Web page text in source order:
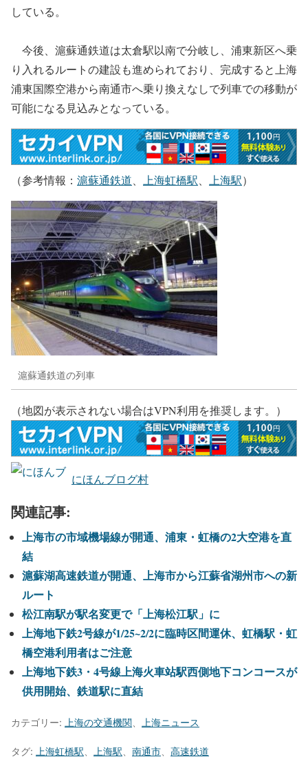
している。
今後、滬蘇通鉄道は太倉駅以南で分岐し、浦東新区へ乗
り入れるルートの建設も進められており、完成すると上海
浦東国際空港から南通市へ乗り換えなしで列車での移動が
可能になる見込みとなっている。
（参考情報： 滬蘇通鉄道、 上海虹橋駅、 上海駅）
滬蘇通鉄道の列車
（地図が表示されない場合はVPN利用を推奨します。）
にほんブログ村
関連記事:
上海市の市域機場線が開通、浦東・虹橋の2大空港を直
結
滬蘇湖高速鉄道が開通、上海市から江蘇省湖州市への新
ルート
松江南駅が駅名変更で「上海松江駅」に
上海地下鉄2号線が1/25~2/2に臨時区間運休、虹橋駅・虹
橋空港利用者はご注意
上海地下鉄3・4号線上海火車站駅西側地下コンコースが
供用開始、鉄道駅に直結
カテゴリー: 上海の交通機関 上海ニュース
タグ: 上海虹橋駅 上海駅 南通市 高速鉄道